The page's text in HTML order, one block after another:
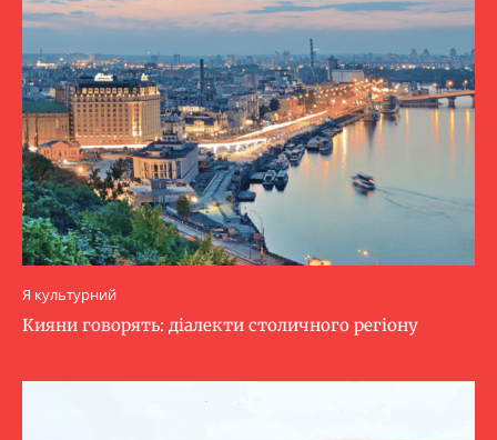
Я культурний
Кияни говорять: діалекти столичного регіону